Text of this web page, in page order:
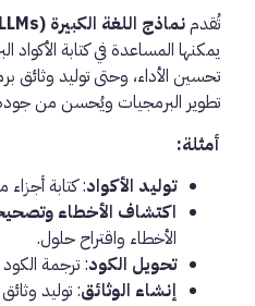
تُقدمنماذج اللغة الكبيرة (LLMs)
يمكنها المساعدة في كتابة الأكواد
تحسين الأداء، وحتى توليد
تطوير البرمجيات ويُحسن من
أمثلة:
توليد الأكواد: كتابة
اكتشاف الأخطاء
الأخطاء واقتراح حلول.
تحويل الكود: ترجمة
إنشاء الوثائق: توليد